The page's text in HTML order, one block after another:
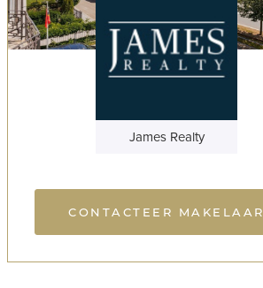
James Realty
CONTACTEER MAKELAAR